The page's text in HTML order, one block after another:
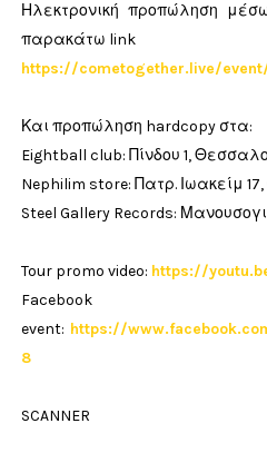
Ηλεκτρονική προπώληση
παρακάτω link
https://cometogether.live/
Και προπώληση hardcopy στα:
Eightball club: Πίνδου 1,
Nephilim store: Πατρ. Ιωακείμ
Steel Gallery Records:
Tour promo video: https://
Facebook
event: https://
8
SCANNER